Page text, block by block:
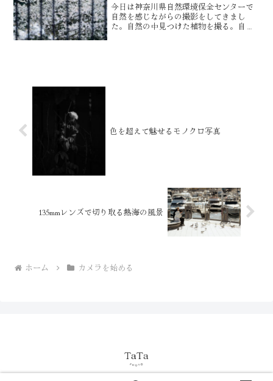
今日は神奈川県自然環境保全センターで
自然を感じながらの撮影をしてきまし
た。自然の中見つけた植物を撮る。自然
色を超えて魅せるモノクロ写真
135mmレンズで切り取る熱海の風景
ホーム カメラを始める